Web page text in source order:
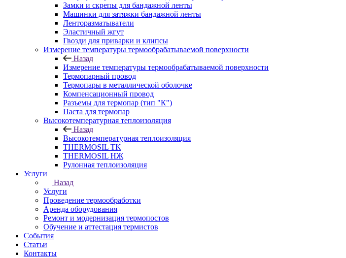
Замки и скрепы для бандажной ленты
Машинки для затяжки бандажной ленты
Ленторазматыватели
Эластичный жгут
Гвозди для приварки и клипсы
Измерение температуры термообрабатываемой поверхности
Назад
Измерение температуры термообрабатываемой поверхности
Термопарный провод
Термопары в металлической оболочке
Компенсационный провод
Разъемы для термопар (тип "К")
Паста для термопар
Высокотемпературная теплоизоляция
Назад
Высокотемпературная теплоизоляция
THERMOSIL TK
THERMOSIL НЖ
Рулонная теплоизоляция
Услуги
Назад
Услуги
Проведение термообработки
Аренда оборудования
Ремонт и модернизация термопостов
Обучение и аттестация термистов
События
Статьи
Контакты